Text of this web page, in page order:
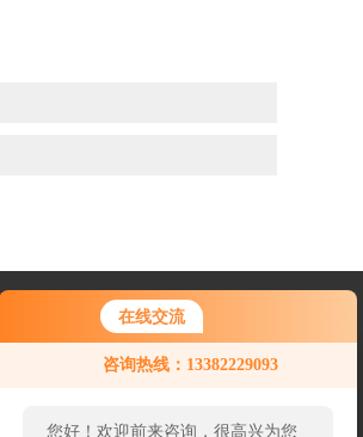
在线交流
咨询热线：13382229093
您好！欢迎前来咨询，很高兴为您
服务，请问您要咨询什么问题呢？
联系我们